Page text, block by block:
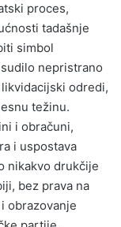
proces,
tadašnje
simbol
nepristrano
odredi,
težinu.
i obračuni,
i uspostava
nikakvo drukčije
bez prava na
obrazovanje